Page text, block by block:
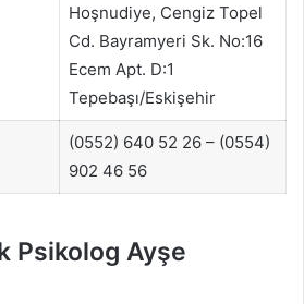
Hoşnudiye, Cengiz Topel
Cd. Bayramyeri Sk. No:16
Ecem Apt. D:1
Tepebaşı/Eskişehir
(0552) 640 52 26 – (0554)
902 46 56
Psikolog Ayşe